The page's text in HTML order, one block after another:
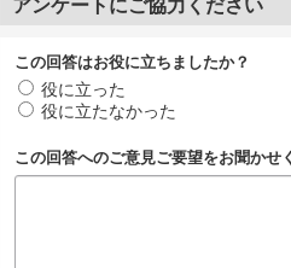
アンケートにご協力ください
この回答はお役に立ちましたか？
役に立った
役に立たなかった
この回答へのご意見ご要望をお聞かせ